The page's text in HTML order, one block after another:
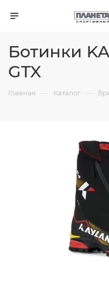
Ботинки
GTX
Главная — Каталог —